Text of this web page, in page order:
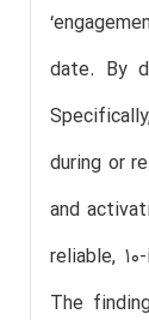
date. By
during or
and
reliable,
The